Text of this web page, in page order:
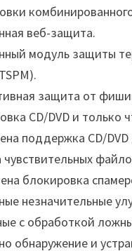
веб-защита.
модуль защиты
защита от
CD/DVD и только
поддержка CD/
блокировка
незначительные
с обработкой
обнаружение и